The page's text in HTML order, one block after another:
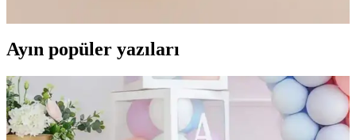
Ayın popüler yazıları